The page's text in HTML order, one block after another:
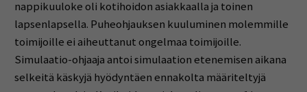
nappikuuloke oli kotihoidon asiakkaalla ja toinen
lapsenlapsella. Puheohjauksen kuuluminen molemmille
toimijoille ei aiheuttanut ongelmaa toimijoille.
Simulaatio-ohjaaja antoi simulaation etenemisen aikana
selkeitä käskyjä hyödyntäen ennakolta määriteltyjä